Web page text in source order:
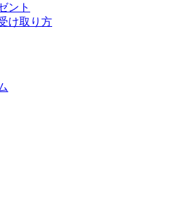
ント
け取り方